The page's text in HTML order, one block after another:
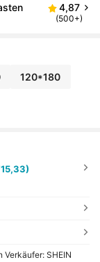
4,87
(500+)
120*180
SHEIN